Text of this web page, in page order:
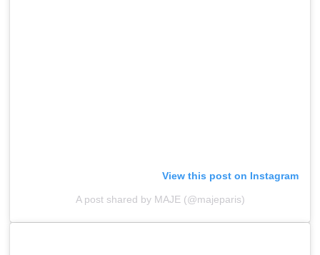
View this post on Instagram
A post shared by MAJE (@majeparis)